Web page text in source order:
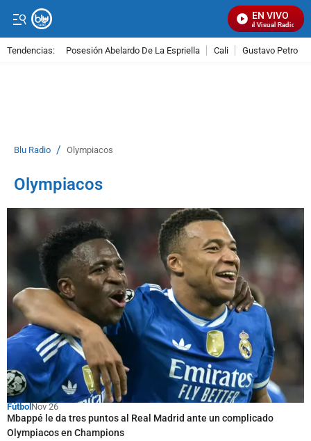
EN VIVO
Señal Visual Radio
Tendencias: Posesión Abelardo De La Espriella Cali Gustavo Petro
Blu Radio / Olympiacos
Olympiacos
FútbolNov 26
Mbappé le da tres puntos al Real Madrid ante un complicado
Olympiacos en Champions